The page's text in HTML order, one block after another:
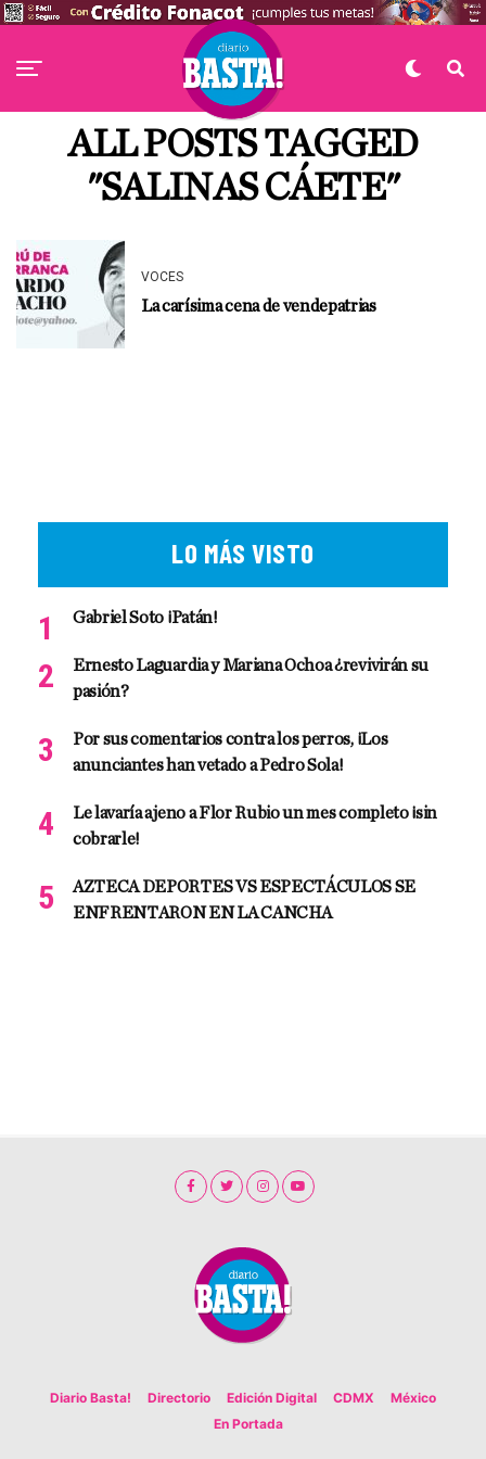
ALL POSTS TAGGED
"SALINAS CÁETE"
VOCES
La carísima cena de vendepatrias
LO MÁS VISTO
Gabriel Soto ¡Patán!
Ernesto Laguardia y Mariana Ochoa ¿revivirán su
pasión?
Por sus comentarios contra los perros, ¡Los
anunciantes han vetado a Pedro Sola!
Le lavaría ajeno a Flor Rubio un mes completo ¡sin
cobrarle!
AZTECA DEPORTES VS ESPECTÁCULOS SE
ENFRENTARON EN LA CANCHA
Diario Basta! Directorio Edición Digital CDMX
México
En Portada